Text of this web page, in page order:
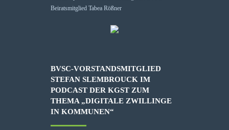
BVSC-VORSTANDSMITGLIED
STEFAN SLEMBROUCK IM
PODCAST DER KGST ZUM
THEMA „DIGITALE ZWILLINGE
IN KOMMUNEN“